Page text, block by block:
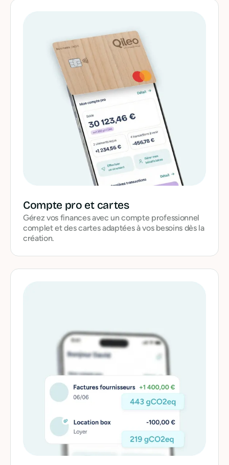
Compte pro et cartes
Gérez vos finances avec un compte professionnel
complet et des cartes adaptées à vos besoins dès la
création.